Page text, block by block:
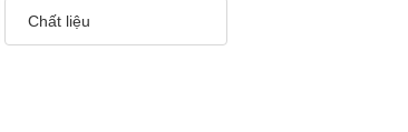
Chất liệu